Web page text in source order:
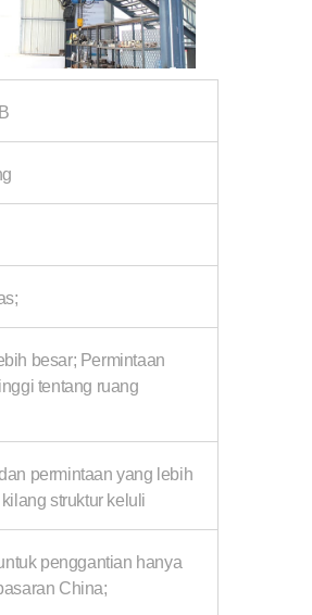
besar; Permintaan
tentang ruang
permintaan yang lebih
struktur keluli
penggantian hanya
China;